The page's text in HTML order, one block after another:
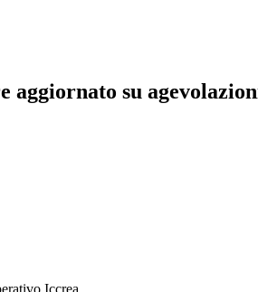
aggiornato su
Iccrea